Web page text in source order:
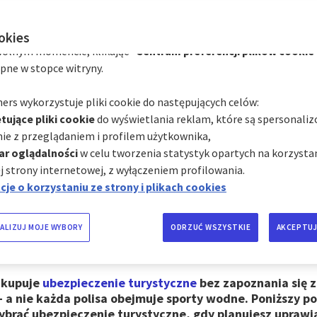
na sporty
surfing,
czas relaksu, ale też idealna okazja do spróbowania
(nurkowaniu, surfowaniu czy też żeglowaniu).
jednak ze sobą zupełnie inne spektrum zagrożeń niż
się na leżaku. Kontuzje i nieszczęśliwe wypadki w
wezwania wyspecjalizowanych służb
leczenia szpitalnego za granicą, a to
ubezpieczenie turystyczne bez zapoznania się
a nie każda polisa obejmuje sporty wodne. Poniższy
klikając "
momencie, klikając " Centrum preferencji plików cookie
w stopce witryny.
wykorzystuje pliki cookie do następujących celów:
pliki cookiedo wyświetlania reklam, które są
z przeglądaniem i profilem użytkownika,
oglądalnościw celu tworzenia statystyk opartych na
strony internetowej, z wyłączeniem profilowania.
o korzystaniu ze strony i plikach cookies
MOJE WYBORY ODRZUĆ WSZYSTKIE